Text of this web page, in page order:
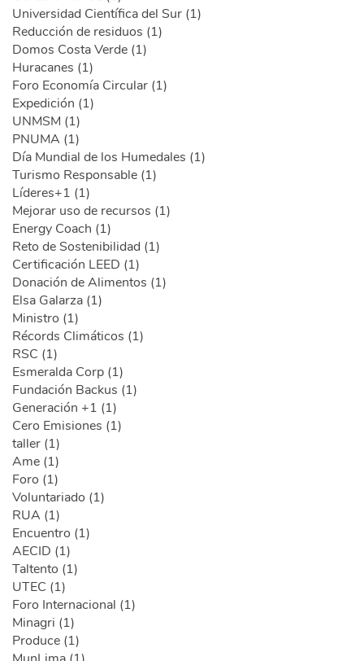
Universidad Científica del Sur (1)
Reducción de residuos (1)
Domos Costa Verde (1)
Huracanes (1)
Foro Economía Circular (1)
Expedición (1)
UNMSM (1)
PNUMA (1)
Día Mundial de los Humedales (1)
Turismo Responsable (1)
Líderes+1 (1)
Mejorar uso de recursos (1)
Energy Coach (1)
Reto de Sostenibilidad (1)
Certificación LEED (1)
Donación de Alimentos (1)
Elsa Galarza (1)
Ministro (1)
Récords Climáticos (1)
RSC (1)
Esmeralda Corp (1)
Fundación Backus (1)
Generación +1 (1)
Cero Emisiones (1)
taller (1)
Ame (1)
Foro (1)
Voluntariado (1)
RUA (1)
Encuentro (1)
AECID (1)
Taltento (1)
UTEC (1)
Foro Internacional (1)
Minagri (1)
Produce (1)